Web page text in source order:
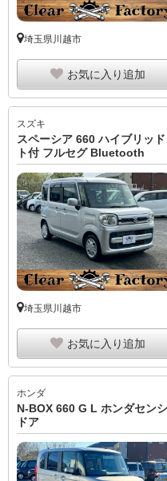
埼玉県川越市
お気に入り追加
スズキ
スペーシア 660 ハイブリッ
ト付 フルセグ Bluetooth
埼玉県川越市
お気に入り追加
ホンダ
N-BOX 660 G L ホンダセン
ドア